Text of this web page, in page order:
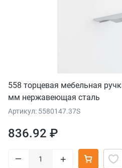
558 торцевая мебельная
мм нержавеющая сталь
Артикул: 5580147.37S
836.92 ₽
– +